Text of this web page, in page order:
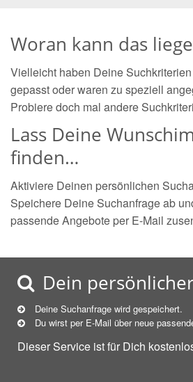
Woran kann das
Vielleicht haben Deine
gepasst oder waren zu speziell
Probiere doch mal andere
Lass Deine
finden…
Aktiviere Deinen persönlichen
Speichere Deine Suchanfrage ab
passende Angebote per E-Mail
Dein
Deine Suchanfrage wird gespeichert.
Du wirst per E-Mail über neue
Dieser Service ist für Dich